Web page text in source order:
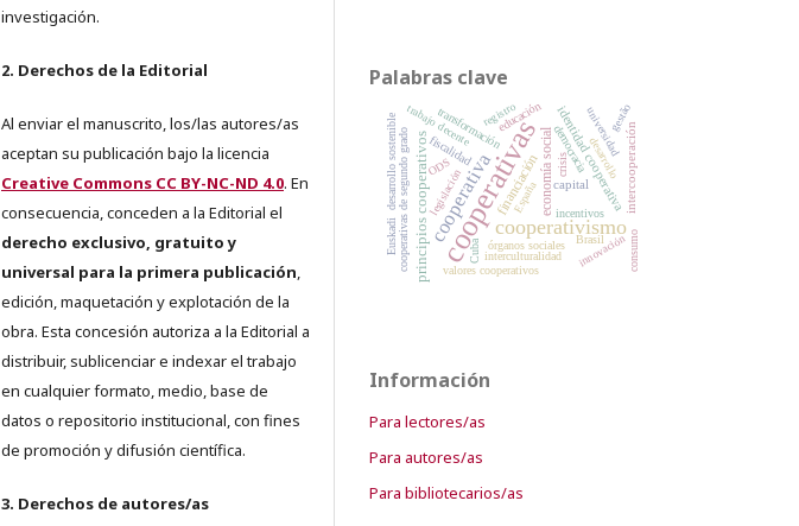
investigación.
2. Derechos de la Editorial
Al enviar el manuscrito, los/las autores/as
aceptan su publicación bajo la licencia
Creative Commons CC BY-NC-ND 4.0. En
consecuencia, conceden a la Editorial el
derecho exclusivo, gratuito y
universal para la primera publicación,
edición, maquetación y explotación de la
obra. Esta concesión autoriza a la Editorial a
distribuir, sublicenciar e indexar el trabajo
en cualquier formato, medio, base de
datos o repositorio institucional, con fines
de promoción y difusión científica.
3. Derechos de autores/as
Palabras clave
cooperativascooperativismo
cooperativa
principios cooperativos economía social
financiación capital
identidad cooperativaintercooperación
valores cooperativos
fiscalidad
transformacióneducación
órganos sociales
cooperativas de segundo grado democracia
innovación
desarrollo
universidad
Cuba
legislación
interculturalidad
desarrollo sostenible trabajo decente
crisis
España
Euskadi
registro
consumo
Brasil
gestão
incentivos
ODS
Información
Para lectores/as
Para autores/as
Para bibliotecarios/as